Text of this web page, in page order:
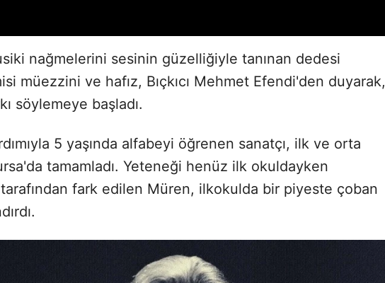
nağmelerini sesinin güzelliğiyle tanınan dedesi
müezzini ve hafız, Bıçkıcı Mehmet Efendi'den duyarak,
söylemeye başladı.
5 yaşında alfabeyi öğrenen sanatçı, ilk ve orta
tamamladı. Yeteneği henüz ilk okuldayken
fark edilen Müren, ilkokulda bir piyeste çoban